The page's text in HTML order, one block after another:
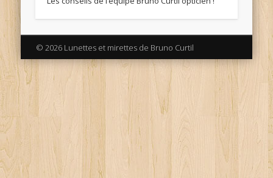
© 2026 Lunettes et mirettes de Bruno Curtil